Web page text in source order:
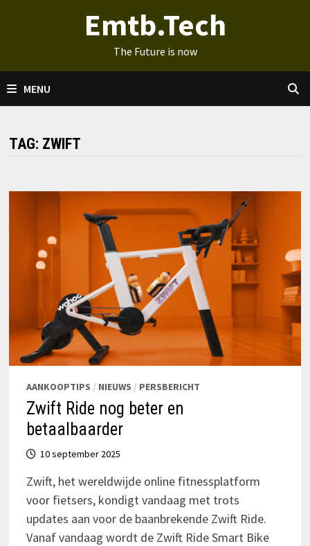
Emtb.Tech
The Future is now
MENU
TAG: ZWIFT
AANKOOPTIPS / NIEUWS / PERSBERICHT
Zwift Ride nog beter en
betaalbaarder
10 september 2025
Zwift, het wereldwijde online fitnessplatform
voor fietsers, kondigt vandaag met trots
updates aan voor de baanbrekende Zwift Ride.
Vanaf vandaag wordt de Zwift Ride Smart Bike